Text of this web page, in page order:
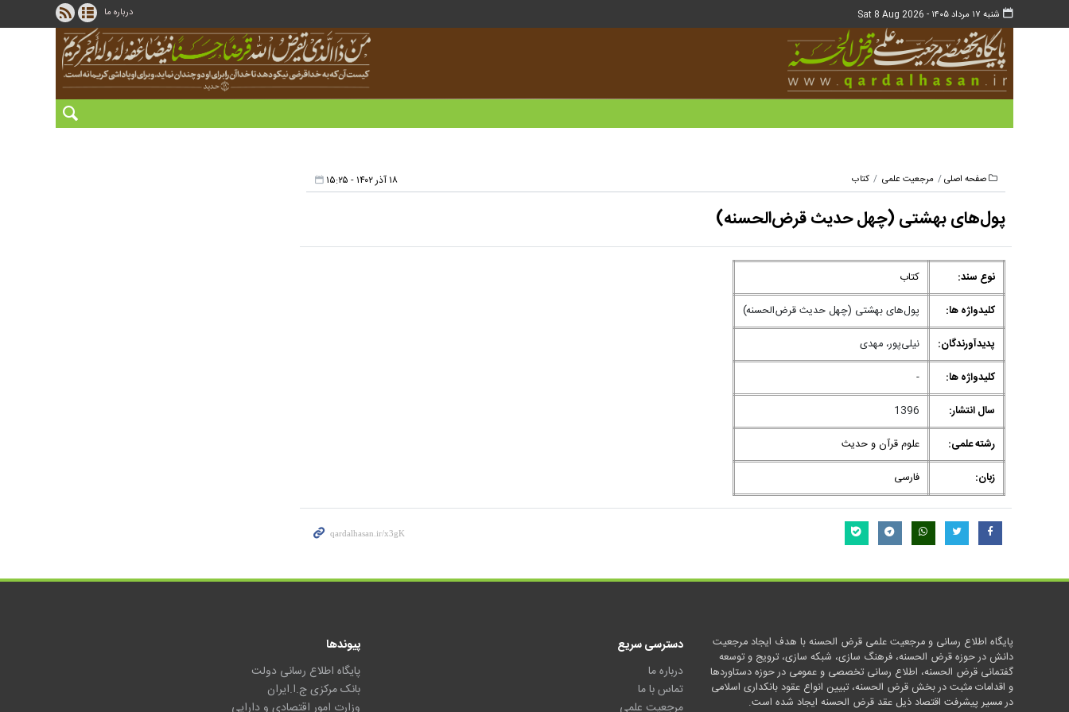
شنبه ۱۷ مرداد ۱۴۰۵ - Sat 8 Aug 2026 درباره ما
صفحه اصلی مرجعیت علمی کتاب ۱۸ آذر ۱۴۰۲ - ۱۵:۲۵
پول‌های بهشتی (چهل حدیث قرض‌الحسنه)
نوع سند:
کتاب
کلیدواژه ها:
پول‌های بهشتی (چهل حدیث قرض‌الحسنه)
پدیدآورندگان:
ن‍ی‍ل‍ی‌پ‍ور، م‍ه‍دی‌
کلیدواژه ها:
-
سال انتشار:
1396
رشته علمی:
علوم قرآن و حدیث
زبان:
فارسی
پایگاه اطلاع رسانی و مرجعیت علمی قرض الحسنه با هدف ایجاد مرجعیت
دانش در حوزه قرض الحسنه، فرهنگ سازی، شبکه سازی، ترویج و توسعه
گفتمانی قرض الحسنه، اطلاع رسانی تخصصی و عمومی در حوزه دستاوردها
و اقدامات مثبت در بخش قرض الحسنه، تبیین انواع عقود بانکداری اسلامی
در مسیر پیشرفت اقتصاد ذیل عقد قرض الحسنه ایجاد شده است.
دسترسی سریع
درباره ما
تماس با ما
مرجعیت علمی
پیوندها
پایگاه اطلاع رسانی دولت
بانک مرکزی ج.ا.ایران
وزارت امور اقتصادی و دارایی